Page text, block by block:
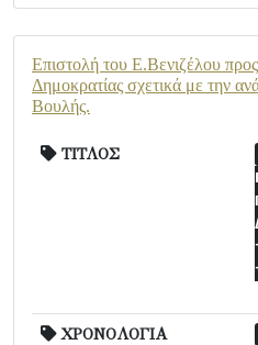
Επιστολή του Ε.Βενιζέλου
Δημοκρατίας σχετικά με την
Βουλής.
ΤΙΤΛΟΣ
ΧΡΟΝΟΛΟΓΙΑ